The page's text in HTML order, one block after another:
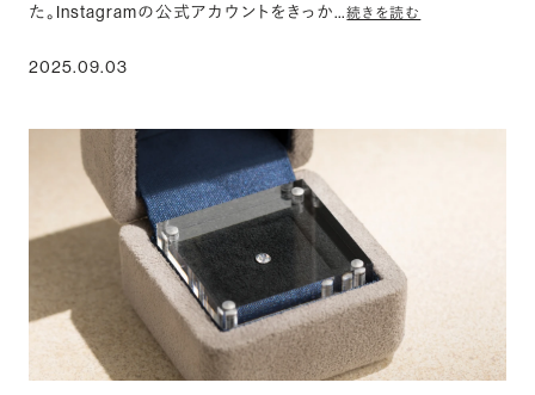
た。Instagramの公式アカウントをきっか…続きを読む
2025.09.03